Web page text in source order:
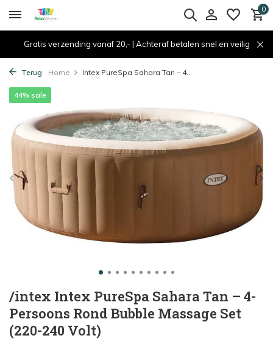
0
Gratis verzending vanaf 20,- | Achteraf betalen snel en veilig
Terug Home Intex PureSpa Sahara Tan – 4...
/intex Intex PureSpa Sahara Tan – 4-
Persoons Rond Bubble Massage Set
(220-240 Volt)
44% sale